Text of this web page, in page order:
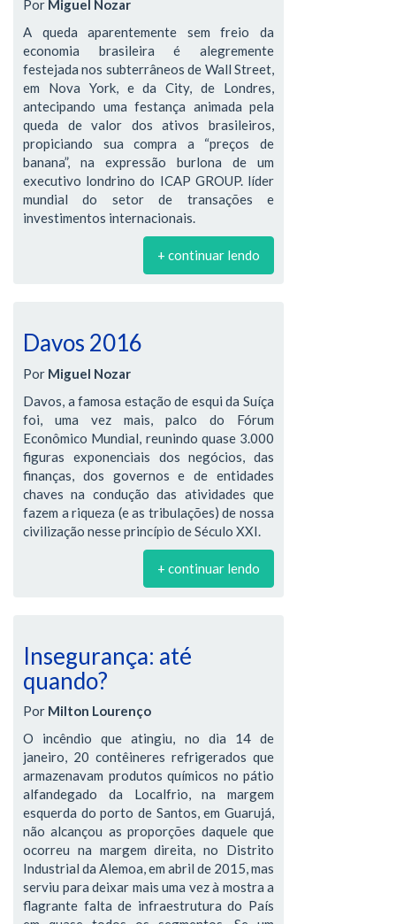
Por Miguel Nozar
A queda aparentemente sem freio da
economia brasileira é alegremente
festejada nos subterrâneos de Wall Street,
em Nova York, e da City, de Londres,
antecipando uma festança animada pela
queda de valor dos ativos brasileiros,
propiciando sua compra a “preços de
banana”, na expressão burlona de um
executivo londrino do ICAP GROUP. líder
mundial do setor de transações e
investimentos internacionais.
+ continuar lendo
Davos 2016
Por Miguel Nozar
Davos, a famosa estação de esqui da Suíça
foi, uma vez mais, palco do Fórum
Econômico Mundial, reunindo quase 3.000
figuras exponenciais dos negócios, das
finanças, dos governos e de entidades
chaves na condução das atividades que
fazem a riqueza (e as tribulações) de nossa
civilização nesse princípio de Século XXI.
+ continuar lendo
Insegurança: até
quando?
Por Milton Lourenço
O incêndio que atingiu, no dia 14 de
janeiro, 20 contêineres refrigerados que
armazenavam produtos químicos no pátio
alfandegado da Localfrio, na margem
esquerda do porto de Santos, em Guarujá,
não alcançou as proporções daquele que
ocorreu na margem direita, no Distrito
Industrial da Alemoa, em abril de 2015, mas
serviu para deixar mais uma vez à mostra a
flagrante falta de infraestrutura do País